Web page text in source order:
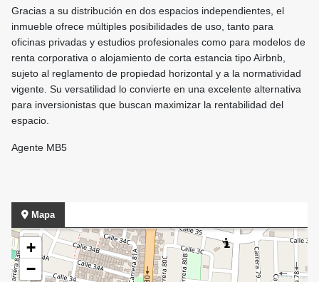
Gracias a su distribución en dos espacios independientes, el
inmueble ofrece múltiples posibilidades de uso, tanto para
oficinas privadas y estudios profesionales como para modelos de
renta corporativa o alojamiento de corta estancia tipo Airbnb,
sujeto al reglamento de propiedad horizontal y a la normatividad
vigente. Su versatilidad lo convierte en una excelente alternativa
para inversionistas que buscan maximizar la rentabilidad del
espacio.
Agente MB5
Mapa
+
−